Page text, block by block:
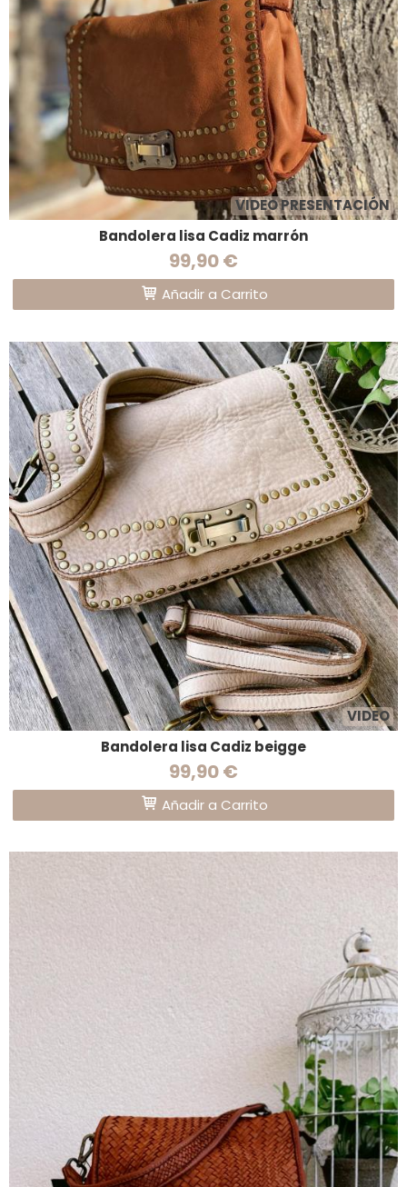
VIDEO PRESENTACIÓN
Bandolera lisa Cadiz marrón
99,90 €
Añadir a Carrito
VIDEO
Bandolera lisa Cadiz beigge
99,90 €
Añadir a Carrito